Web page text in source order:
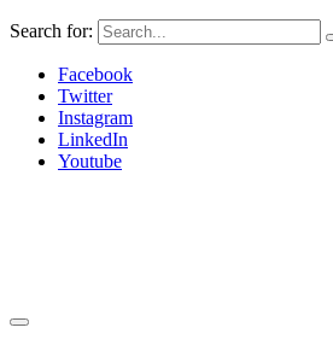
Search for:
Facebook
Twitter
Instagram
LinkedIn
Youtube